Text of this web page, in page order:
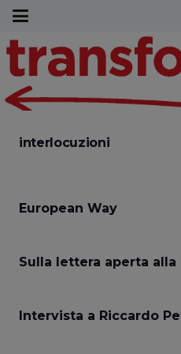
interlocuzioni
European Way
Sulla lettera aperta alla
Intervista a Riccardo